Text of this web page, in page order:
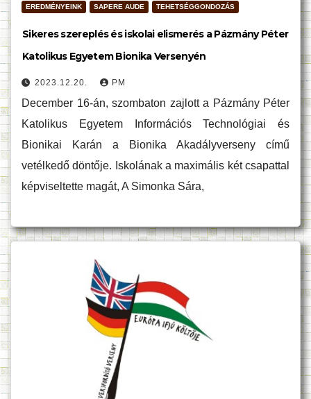
EREDMÉNYEINK SAPERE AUDE TEHETSÉGGONDOZÁS
Sikeres szereplés és iskolai elismerés a Pázmány Péter
Katolikus Egyetem Bionika Versenyén
2023.12.20. PM
December 16-án, szombaton zajlott a Pázmány Péter
Katolikus Egyetem Információs Technológiai és
Bionikai Karán a Bionika Akadályverseny című
vetélkedő döntője. Iskolának a maximális két csapattal
képviseltette magát, A Simonka Sára,